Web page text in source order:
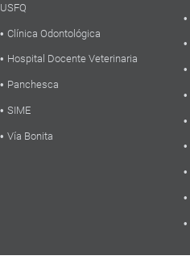
USFQ
Clínica Odontológica
Hospital Docente Veterinaria
Panchesca
SIME
Vía Bonita